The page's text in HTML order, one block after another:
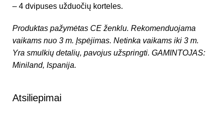
– 4 dvipuses užduočių korteles.
Produktas pažymėtas CE ženklu. Rekomenduojama
vaikams nuo 3 m. Įspėjimas. Netinka vaikams iki 3 m.
Yra smulkių detalių, pavojus užspringti. GAMINTOJAS:
Miniland, Ispanija.
Atsiliepimai